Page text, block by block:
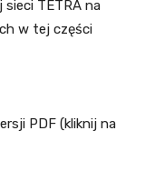
TETRA na
w tej części
PDF (kliknij na